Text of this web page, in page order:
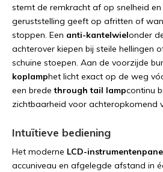
stemt de remkracht af op snelheid en
geruststelling geeft op afritten of
stoppen. Een anti-kantelwielonder
achterover kiepen bij steile hellingen
schuine stoepen. Aan de voorzijde
koplamphet licht exact op de weg
een bredethroughtail lampcontinu
zichtbaarheid voor achteropkomend
Intuïtieve bediening
Het moderne LCD-
accuniveau en afgelegde afstand in